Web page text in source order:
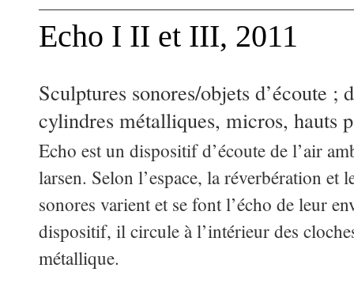
Echo I II et III, 2011
Sculptures sonores/objets d’écoute
cylindres métalliques, micros, hauts
Echo est un dispositif d’écoute de l’air
larsen. Selon l’espace, la réverbération et
sonores varient et se font l’écho de leur
dispositif, il circule à l’intérieur des
métallique.